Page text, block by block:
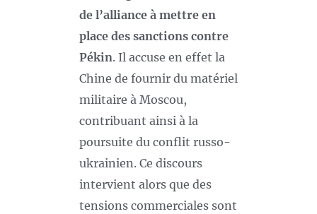
de l’alliance à mettre en
place des sanctions contre
Pékin. Il accuse en effet la
Chine de fournir du matériel
militaire à Moscou,
contribuant ainsi à la
poursuite du conflit russo-
ukrainien. Ce discours
intervient alors que des
tensions commerciales sont